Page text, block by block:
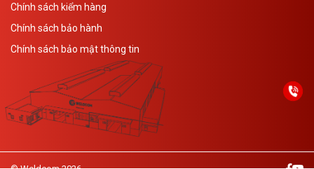
Chính sách kiểm hàng
Chính sách bảo hành
Chính sách bảo mật thông tin